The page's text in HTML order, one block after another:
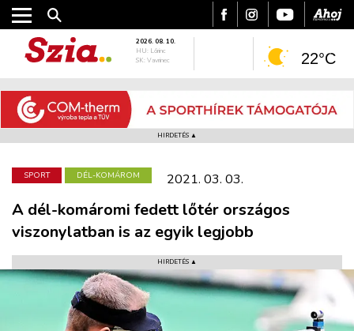
2026. 08. 10.
HU: Lőrinc
SK: Vavrinec
22°C
HIRDETÉS ▲
SPORT DÉL-KOMÁROM 2021. 03. 03.
A dél-komáromi fedett lőtér országos
viszonylatban is az egyik legjobb
HIRDETÉS ▲